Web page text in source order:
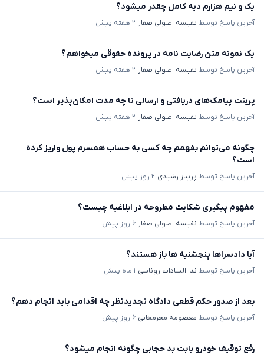
یک و نیم هزارم دیه کامل چقدر میشود؟
آخرین پاسخ توسط نفیسه اصولی صفار ۲ هفته پیش
یک نمونه متن رضایت نامه در پرونده حقوقی میخواهم؟
آخرین پاسخ توسط نفیسه اصولی صفار ۲ هفته پیش
پرینت پیامک‌های دریافتی و ارسالی تا چه مدت امکان‌پذیر است؟
آخرین پاسخ توسط نفیسه اصولی صفار ۲ هفته پیش
چگونه می‌توانم بفهمم چه کسی به حساب همسرم پول واریز کرده
است؟
آخرین پاسخ توسط پریناز رشیدی ۲ روز پیش
مفهوم پیگیری شکایت مطروحه در ابلاغیه چیست؟
آخرین پاسخ توسط نفیسه اصولی صفار ۶ روز پیش
آیا دادسراها پنجشنبه ها باز هستند؟
آخرین پاسخ توسط ندا السادات روناسی ۱ ماه پیش
بعد از صدور حکم قطعی دادگاه تجدیدنظر چه اقدامی باید انجام دهم؟
آخرین پاسخ توسط معصومه محرمخانی ۶ روز پیش
رفع توقیف خودرو بابت بد حجابی چگونه انجام میشود؟